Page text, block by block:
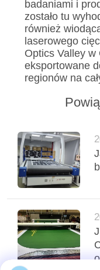
badaniami i
zostało tu
również
laserowego
Optics Valley
eksportowane
regionów na